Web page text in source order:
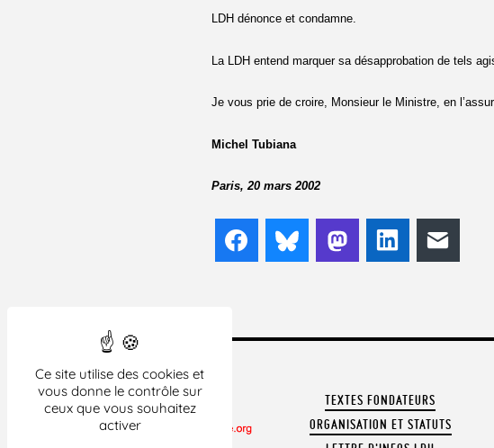
Ce site utilise des cookies et
vous donne le contrôle sur
ceux que vous souhaitez
activer
LDH dénonce et condamne.
La LDH entend marquer sa désapprobation de tels
Je vous prie de croire, Monsieur le Ministre, en
Michel Tubiana
Paris, 20 mars 2002
FacebookBlueskyMastodonLinkedIn
TEXTES FONDATEURS
ORGANISATION ET STATUTS